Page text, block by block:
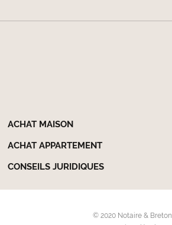
ACHAT MAISON
ACHAT APPARTEMENT
CONSEILS JURIDIQUES
© 2020 Notaire & Breton